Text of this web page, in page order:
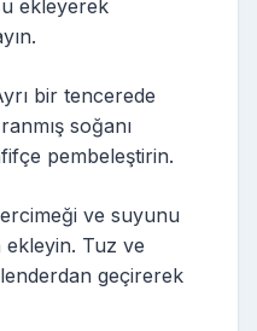
ekleyerek
bir tencerede
soğanı
pembeleştirin.
ve suyunu
ekleyin. Tuz ve
geçirerek